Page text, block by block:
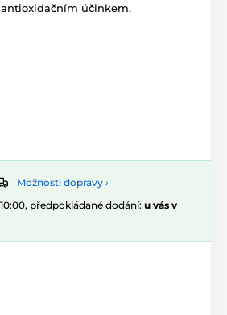
účinkem.
Možnosti dopravy ›
předpokládané dodání: u vás v